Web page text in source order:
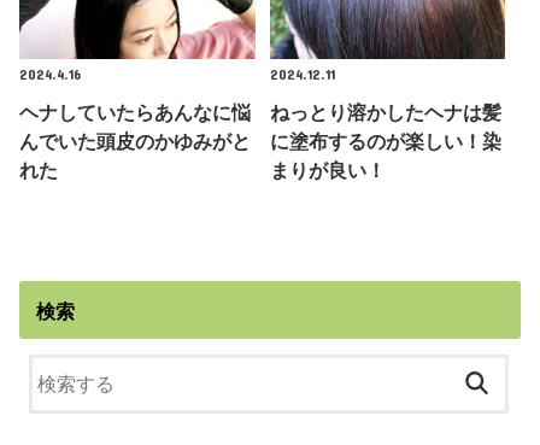
2024.4.16
ヘナしていたらあんなに悩
んでいた頭皮のかゆみがと
れた
2024.12.11
ねっとり溶かしたヘナは髪
に塗布するのが楽しい！染
まりが良い！
検索